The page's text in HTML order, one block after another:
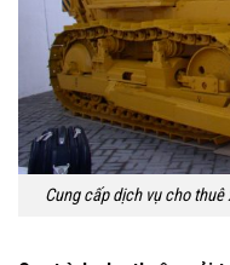
Cung cấp dịch vụ cho